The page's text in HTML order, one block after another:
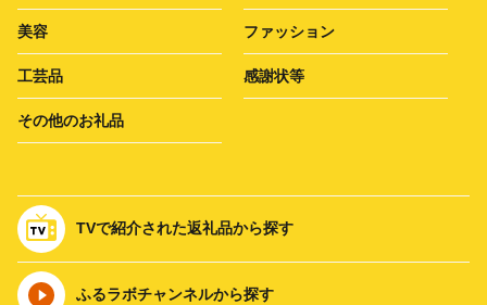
美容 ファッション
工芸品 感謝状等
その他のお礼品
TVで紹介された返礼品から探す
ふるラボチャンネルから探す